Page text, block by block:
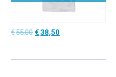
€55,00Oorspronkelijke
€55,00.
€ 38,50Huidige
€38,50.